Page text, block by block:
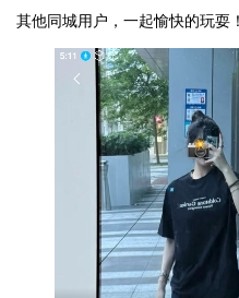
其他同城用户，一起愉快的玩耍